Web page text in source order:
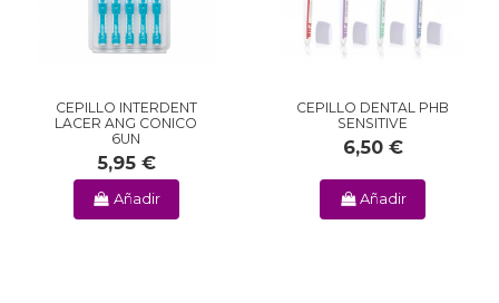
CEPILLO INTERDENT
LACER ANG CONICO
6UN
5,95 €
Añadir
CEPILLO DENTAL PHB
SENSITIVE
6,50 €
Añadir